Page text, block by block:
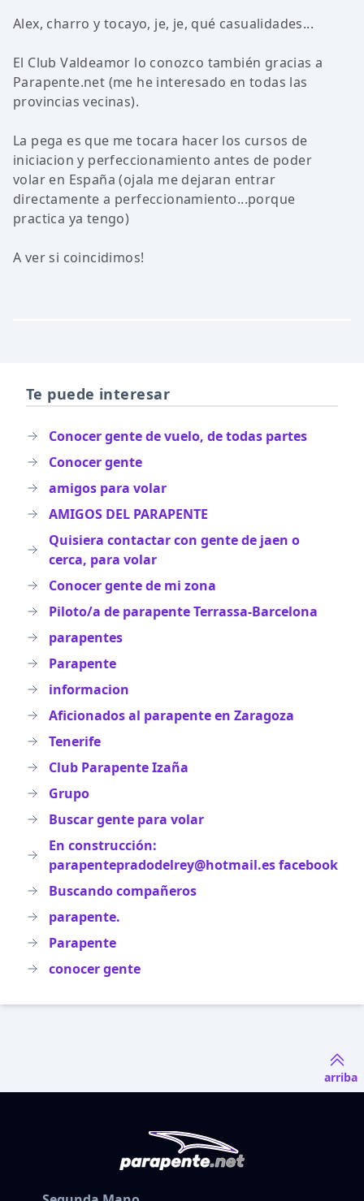
Alex, charro y tocayo, je, je, qué casualidades...
El Club Valdeamor lo conozco también gracias a
Parapente.net (me he interesado en todas las
provincias vecinas).
La pega es que me tocara hacer los cursos de
iniciacion y perfeccionamiento antes de poder
volar en España (ojala me dejaran entrar
directamente a perfeccionamiento...porque
practica ya tengo)
A ver si coincidimos!
Te puede interesar
Conocer gente de vuelo, de todas partes
Conocer gente
amigos para volar
AMIGOS DEL PARAPENTE
Quisiera contactar con gente de jaen o
cerca, para volar
Conocer gente de mi zona
Piloto/a de parapente Terrassa-Barcelona
parapentes
Parapente
informacion
Aficionados al parapente en Zaragoza
Tenerife
Club Parapente Izaña
Grupo
Buscar gente para volar
En construcción:
parapentepradodelrey@hotmail.es facebook
Buscando compañeros
parapente.
Parapente
conocer gente
arriba